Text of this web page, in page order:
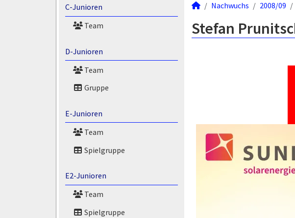
C-Junioren
Team
D-Junioren
Team
Gruppe
E-Junioren
Team
Spielgruppe
E2-Junioren
Team
Spielgruppe
Nachwuchs 2008/09
Stefan